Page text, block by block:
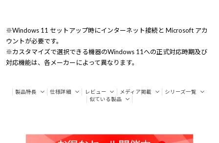
※Windows 11 セットアップ時にインターネット接続と Microsoft アカ
ウントが必要です。
※カスタマイズで選択できる機器のWindows 11への正式対応時期及び
対応機能は、各メーカーによって異なります。
製品特長 仕様詳細 レビュー メディア掲載
シリーズ一覧
似ている製品